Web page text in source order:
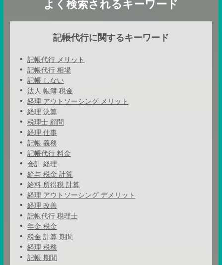
よく検索されるキーワード
記帳代行に関するキーワード
記帳代行 メリット
記帳代行 相場
記帳 しない
法人 帳簿 税金
経理 アウトソーシング メリット
経理 決算
税理士 顧問
経理 仕事
記帳 義務
記帳代行 料金
会計 経理
給与 税金 計算
給料 所得税 計算
経理 アウトソーシング デメリット
経理 改善
記帳代行 税理士
年金 税金
税金 計算 期間
経理 税務
記帳 期間